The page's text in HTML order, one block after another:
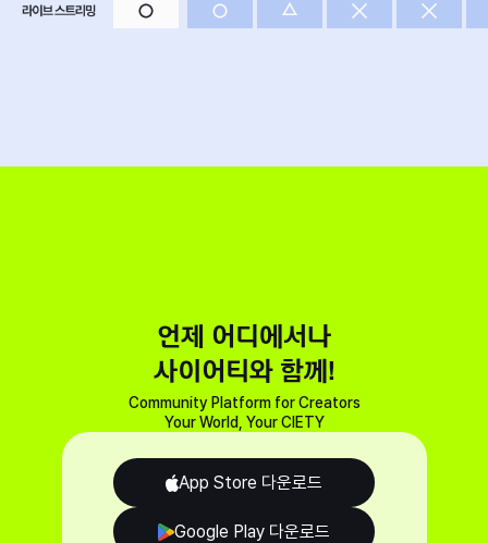
언제 어디에서나
사이어티와 함께!
Community Platform for Creators
Your World, Your CIETY
App Store 다운로드
Google Play 다운로드